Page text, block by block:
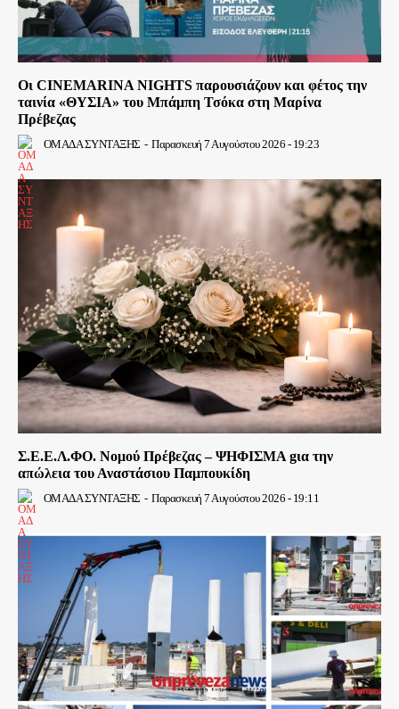
Οι CINEMARINA NIGHTS παρουσιάζουν και φέτος την
ταινία «ΘΥΣΙΑ» του Μπάμπη Τσόκα στη Μαρίνα
Πρέβεζας
ΟΜΑΔΑ ΣΥΝΤΑΞΗΣ - Παρασκευή 7 Αυγούστου 2026 - 19:23
Σ.Ε.Ε.Λ.ΦΟ. Νομού Πρέβεζας – ΨΗΦΙΣΜΑ gια την
απώλεια του Αναστάσιου Παμπουκίδη
ΟΜΑΔΑ ΣΥΝΤΑΞΗΣ - Παρασκευή 7 Αυγούστου 2026 - 19:11